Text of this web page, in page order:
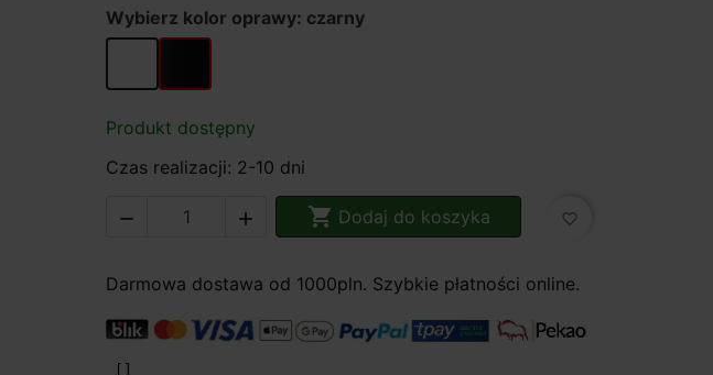
Wybierz kolor oprawy: czarny
biały czarny
Produkt dostępny
Czas realizacji: 2-10 dni
   Dodaj do koszyka favorite_border
Darmowa dostawa od 1000pln. Szybkie płatności online.